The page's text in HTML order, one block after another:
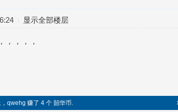
显示全部楼层
，，，，
qwehg 赚了 4 个 韶华币.